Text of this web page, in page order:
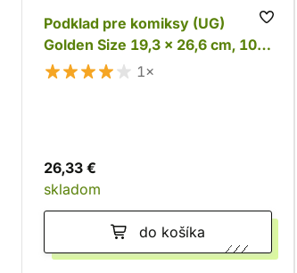
Podklad pre komiksy (UG)
Golden Size 19,3 x 26,6 cm, 100
ks
1×
26,33 €
skladom
do košíka